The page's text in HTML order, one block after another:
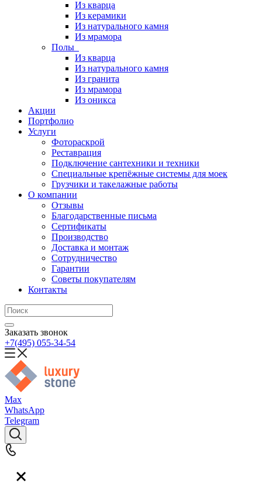
Из кварца
Из керамики
Из натурального камня
Из мрамора
Полы
Из кварца
Из натурального камня
Из гранита
Из мрамора
Из оникса
Акции
Портфолио
Услуги
Фотораскрой
Реставрация
Подключение сантехники и техники
Специальные крепёжные системы для моек
Грузчики и такелажные работы
О компании
Отзывы
Благодарственные письма
Сертификаты
Производство
Доставка и монтаж
Сотрудничество
Гарантии
Советы покупателям
Контакты
Заказать звонок
+7(495) 055-34-54
Max
WhatsApp
Telegram